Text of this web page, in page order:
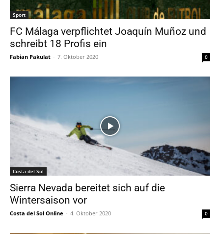
Sport
FC Málaga verpflichtet Joaquín Muñoz und
schreibt 18 Profis ein
Fabian Pakulat - 7. Oktober 2020 0
Costa del Sol
Sierra Nevada bereitet sich auf die
Wintersaison vor
Costa del Sol Online - 4. Oktober 2020 0